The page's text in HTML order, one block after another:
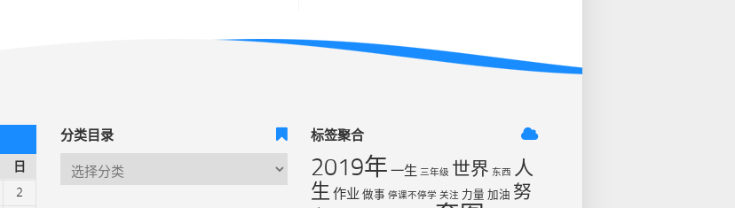
日
2
分类目录 标签聚合
2019年 一生 三年级 世界 东西 人
生 作业 做事 停课不停学 关注 力量 加油 努